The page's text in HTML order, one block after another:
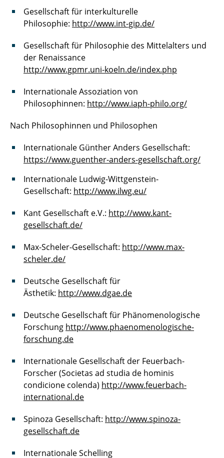
Gesellschaft für interkulturelle
Philosophie: http://www.int-gip.de/
Gesellschaft für Philosophie des Mittelalters und
der Renaissance
http://www.gpmr.uni-koeln.de/index.php
Internationale Assoziation von
Philosophinnen: http://www.iaph-philo.org/
Nach Philosophinnen und Philosophen
Internationale Günther Anders Gesellschaft:
https://www.guenther-anders-gesellschaft.org/
Internationale Ludwig-Wittgenstein-
Gesellschaft: http://www.ilwg.eu/
Kant Gesellschaft e.V.: http://www.kant-
gesellschaft.de/
Max-Scheler-Gesellschaft: http://www.max-
scheler.de/
Deutsche Gesellschaft für
Ästhetik: http://www.dgae.de
Deutsche Gesellschaft für Phänomenologische
Forschung http://www.phaenomenologische-
forschung.de
Internationale Gesellschaft der Feuerbach-
Forscher (Societas ad studia de hominis
condicione colenda) http://www.feuerbach-
international.de
Spinoza Gesellschaft: http://www.spinoza-
gesellschaft.de
Internationale Schelling